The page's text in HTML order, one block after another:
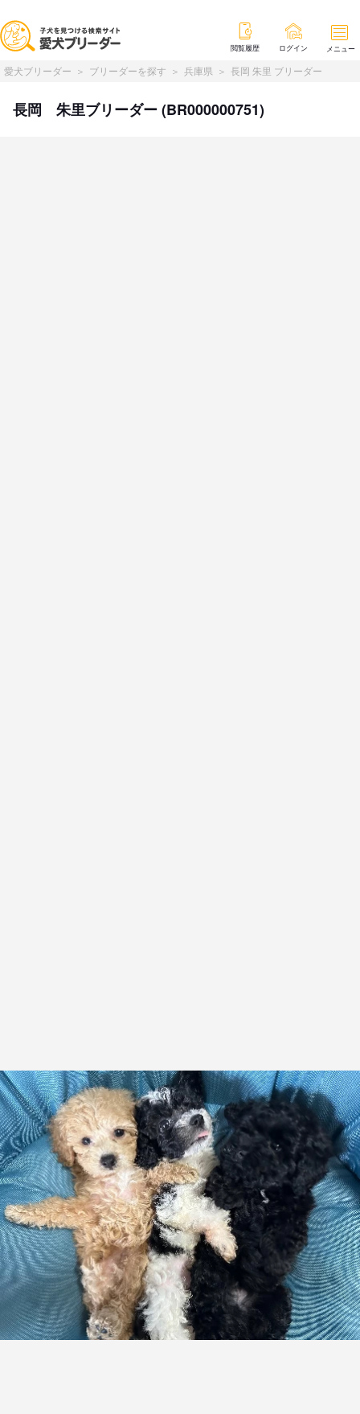
閲覧履歴 ログイン メニュー
愛犬ブリーダー ブリーダーを探す 兵庫県 長岡 朱里 ブリーダー
長岡 朱里ブリーダー (BR000000751)